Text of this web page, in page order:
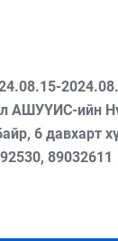
АШУҮИС-ийн
6 давхарт
89032611